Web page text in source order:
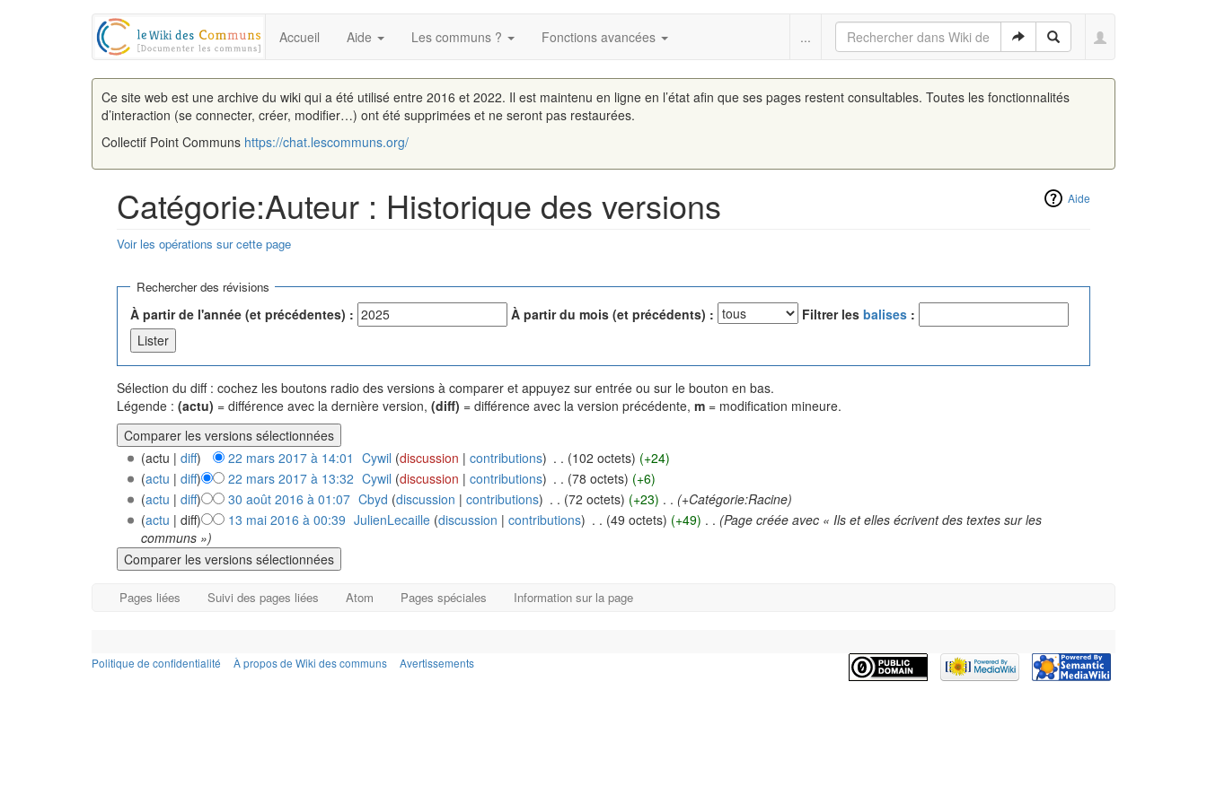
Accueil Aide Les communs ? Fonctions avancées ...
Ce site web est une archive du wiki qui a été utilisé entre 2016 et 2022. Il est maintenu en ligne en l’état afin que ses pages restent consultables. Toutes les fonctionnalités
d’interaction (se connecter, créer, modifier…) ont été supprimées et ne seront pas restaurées.
Collectif Point Communs https://chat.lescommuns.org/
Aide
Catégorie:Auteur : Historique des versions
Voir les opérations sur cette page
Rechercher des révisions
À partir de l'année (et précédentes) : À partir du mois (et précédents) : Filtrer les balises :
Sélection du diff : cochez les boutons radio des versions à comparer et appuyez sur entrée ou sur le bouton en bas.
Légende : (actu) = différence avec la dernière version, (diff) = différence avec la version précédente, m = modification mineure.
(actu | diff) 22 mars 2017 à 14:01 Cywil (discussion |contributions) . . (102 octets) (+24)
(actu | diff) 22 mars 2017 à 13:32 Cywil (discussion |contributions) . . (78 octets) (+6)
(actu | diff) 30 août 2016 à 01:07‎ Cbyd (discussion |contributions) . . (72 octets) (+23) . . (+Catégorie:Racine)
(actu | diff) 13 mai 2016 à 00:39 JulienLecaille (discussion |contributions) . . (49 octets) (+49) . . (Page créée avec « Ils et elles écrivent des textes sur les
communs »)
Pages liées Suivi des pages liées Atom Pages spéciales Information sur la page
Politique de confidentialité À propos de Wiki des communs Avertissements